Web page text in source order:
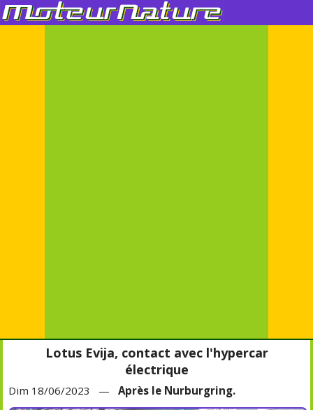
Lotus Evija, contact avec l'hypercar
électrique
Dim 18/06/2023 —Après le Nurburgring.